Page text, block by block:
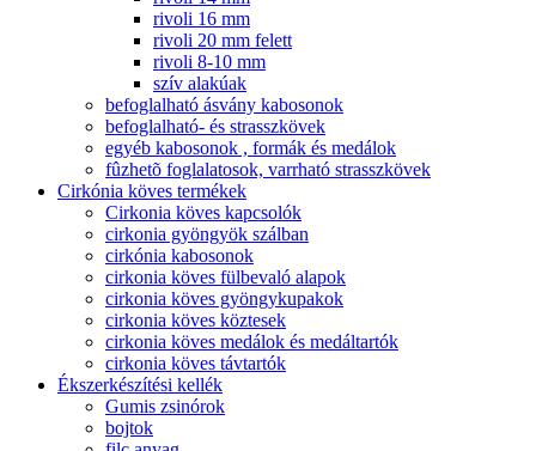
rivoli 16 mm
rivoli 20 mm felett
rivoli 8-10 mm
szív alakúak
befoglalható ásvány kabosonok
befoglalható- és strasszkövek
egyéb kabosonok , formák és medálok
fûzhetõ foglalatosok, varrható strasszkövek
Cirkónia köves termékek
Cirkonia köves kapcsolók
cirkonia gyöngyök szálban
cirkónia kabosonok
cirkonia köves fülbevaló alapok
cirkonia köves gyöngykupakok
cirkonia köves köztesek
cirkonia köves medálok és medáltartók
cirkonia köves távtartók
Ékszerkészítési kellék
Gumis zsinórok
bojtok